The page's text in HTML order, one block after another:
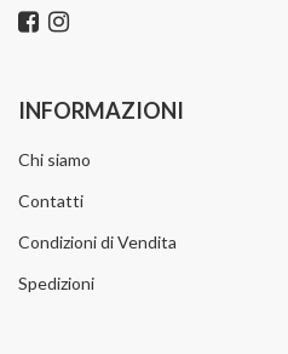
INFORMAZIONI
Chi siamo
Contatti
Condizioni di Vendita
Spedizioni